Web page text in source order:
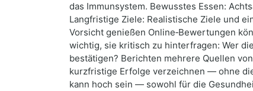
das Immunsystem. Bewusstes Essen:
Langfristige Ziele: Realistische Ziele und
Vorsicht genießen Online‑Bewertungen
wichtig, sie kritisch zu hinterfragen: Wer
bestätigen? Berichten mehrere Quellen
kurzfristige Erfolge verzeichnen — ohne
kann hoch sein — sowohl für die